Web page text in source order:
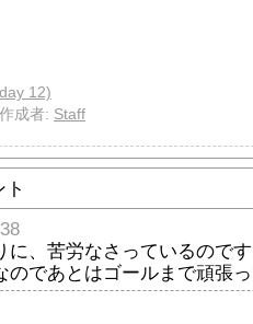
12)
作成者: Staff
に、苦労なさっているので
のであとはゴールまで頑張